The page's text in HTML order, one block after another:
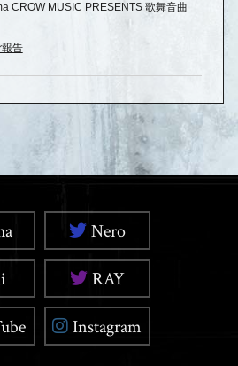
CROW MUSIC PRESENTS 歌舞音曲
告
Nero
RAY
Instagram